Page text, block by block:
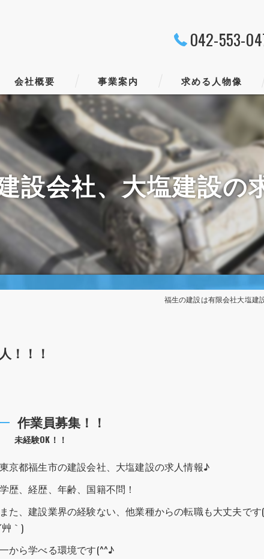
042-553-
会社概要
代表挨拶
ビジョン
事業案内 求める人物像
設会社、大塩建設の
福生の建設は有限会社大塩建
！！！
作業員募集！！
未経験OK！！
東京都福生市の建設会社、大塩建設の求人情報♪
学歴、経歴、年齢、国籍不問！
また、建設業界の経験ない、他業種からの転職も大丈夫です
´艸｀)
一から学べる環境です(^^♪